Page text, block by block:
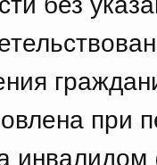
при
инвалидом